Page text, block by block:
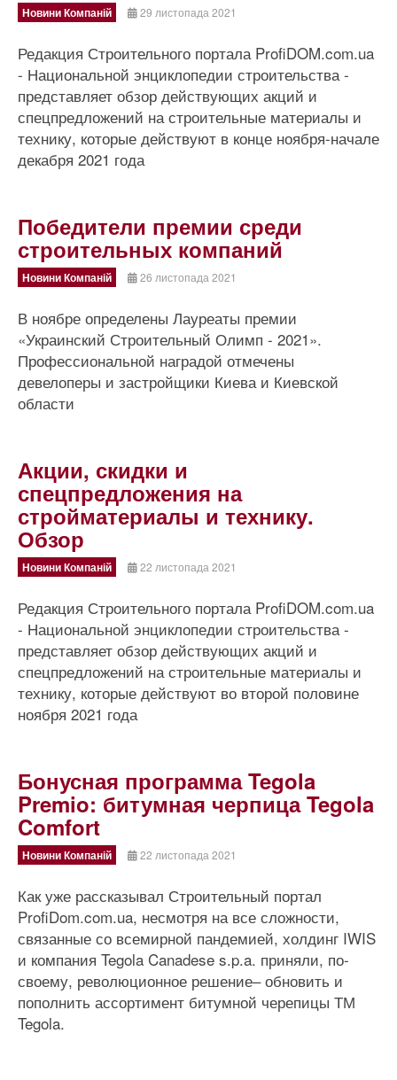
Новини Компаній 29 листопада 2021
Редакция Строительного портала ProfiDOM.com.ua
- Национальной энциклопедии строительства -
представляет обзор действующих акций и
спецпредложений на строительные материалы и
технику, которые действуют в конце ноября-начале
декабря 2021 года
Победители премии среди
строительных компаний
Новини Компаній 26 листопада 2021
В ноябре определены Лауреаты премии
«Украинский Строительный Олимп - 2021».
Профессиональной наградой отмечены
девелоперы и застройщики Киева и Киевской
области
Акции, скидки и
спецпредложения на
стройматериалы и технику.
Обзор
Новини Компаній 22 листопада 2021
Редакция Строительного портала ProfiDOM.com.ua
- Национальной энциклопедии строительства -
представляет обзор действующих акций и
спецпредложений на строительные материалы и
технику, которые действуют во второй половине
ноября 2021 года
Бонусная программа Tegola
Premio: битумная черпица Tegola
Comfort
Новини Компаній 22 листопада 2021
Как уже рассказывал Строительный портал
ProfiDom.com.ua, несмотря на все сложности,
связанные со всемирной пандемией, холдинг IWIS
и компания Tegola Canadese s.p.a. приняли, по-
своему, революционное решение– обновить и
пополнить ассортимент битумной черепицы ТМ
Tegola.